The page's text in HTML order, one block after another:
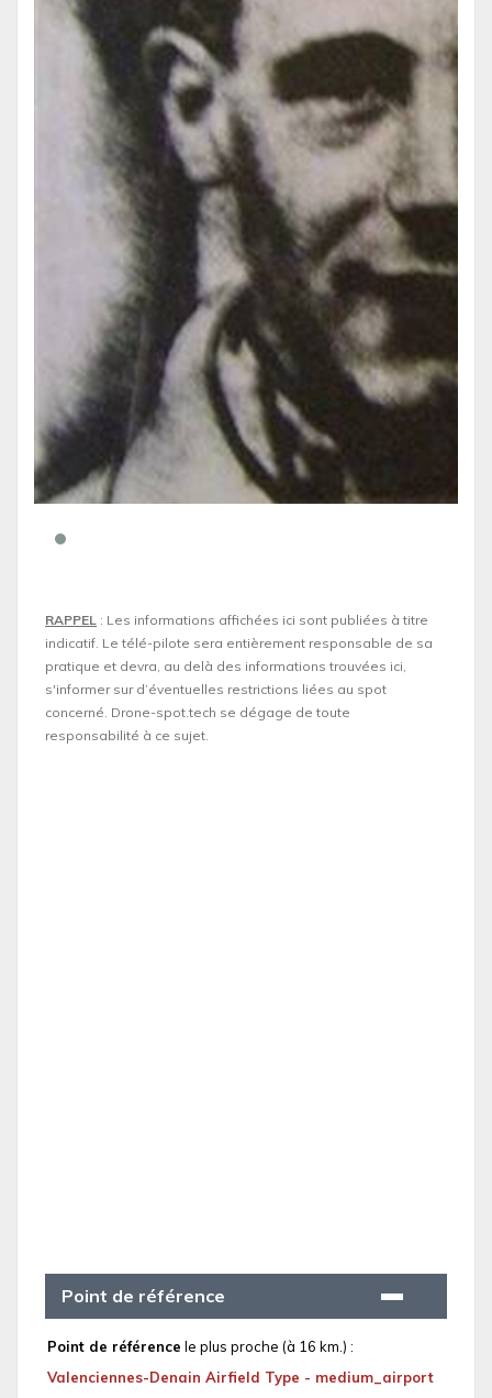
RAPPEL : Les informations affichées ici sont publiées à titre
indicatif. Le télé-pilote sera entièrement responsable de sa
pratique et devra, au delà des informations trouvées ici,
s'informer sur d’éventuelles restrictions liées au spot
concerné. Drone-spot.tech se dégage de toute
responsabilité à ce sujet.
Point de référence
Point de référence le plus proche (à 16 km.) :
Valenciennes-Denain Airfield Type - medium_airport